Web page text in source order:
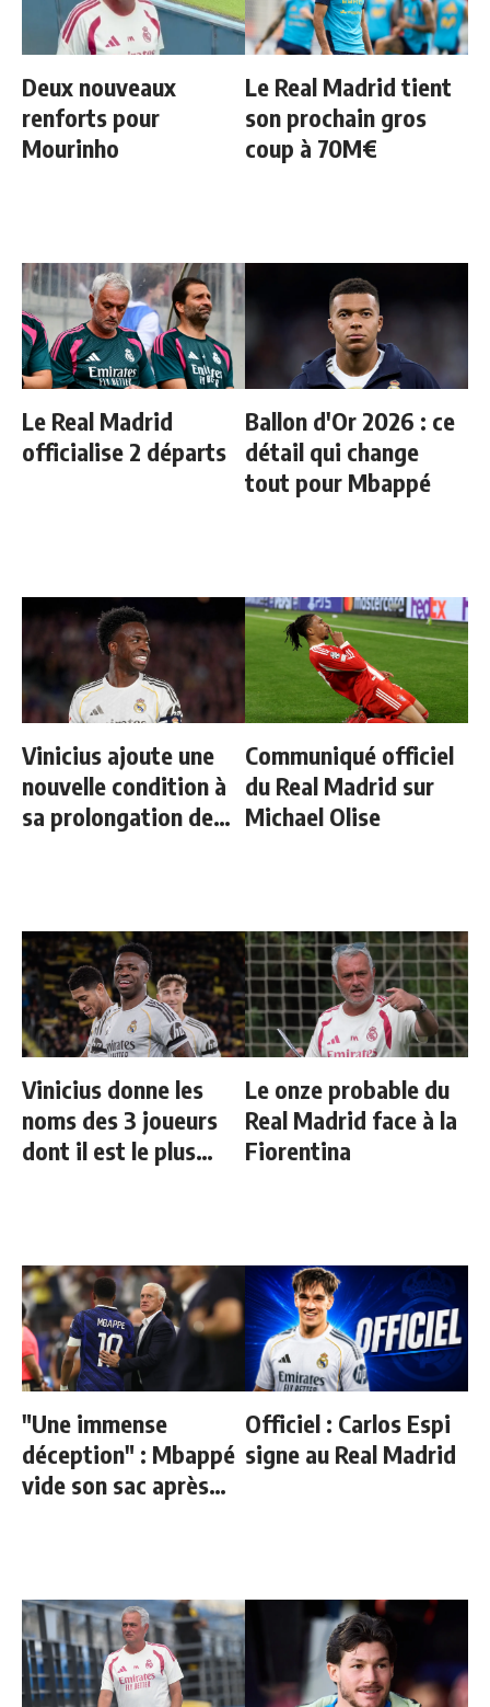
Deux nouveaux
renforts pour
Mourinho
Le Real Madrid tient
son prochain gros
coup à 70M€
Le Real Madrid
officialise 2 départs
Ballon d'Or 2026 : ce
détail qui change
tout pour Mbappé
Vinicius ajoute une
nouvelle condition à
sa prolongation de
Communiqué officiel
du Real Madrid sur
Michael Olise
Vinicius donne les
noms des 3 joueurs
dont il est le plus
Le onze probable du
Real Madrid face à la
Fiorentina
"Une immense
déception" : Mbappé
vide son sac après
Officiel : Carlos Espi
signe au Real Madrid